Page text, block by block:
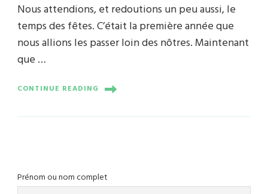
Nous attendions, et redoutions un peu aussi, le
temps des fêtes. C’était la première année que
nous allions les passer loin des nôtres. Maintenant
que …
CONTINUE READING
Prénom ou nom complet